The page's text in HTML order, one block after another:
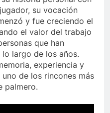
su vocación
y fue creciendo el
el valor del trabajo
que han
largo de los años.
experiencia y
de los rincones más
palmero.